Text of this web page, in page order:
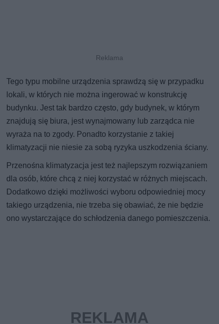
Tego typu mobilne urządzenia sprawdzą się w przypadku
lokali, w których nie można ingerować w konstrukcję
budynku. Jest tak bardzo często, gdy budynek, w którym
znajdują się biura, jest wynajmowany lub zarządca nie
wyraża na to zgody. Ponadto korzystanie z takiej
klimatyzacji nie niesie za sobą ryzyka uszkodzenia ściany.
Przenośna klimatyzacja jest też najlepszym rozwiązaniem
dla osób, które chcą z niej korzystać w różnych miejscach.
Dodatkowo dzięki możliwości wyboru odpowiedniej mocy
takiego urządzenia, nie trzeba się obawiać, że nie będzie
ono wystarczające do schłodzenia danego pomieszczenia.